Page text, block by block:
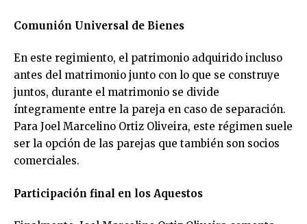
Comunión Universal de Bienes
En este regimiento, el patrimonio adquirido incluso
antes del matrimonio junto con lo que se construye
juntos, durante el matrimonio se divide
íntegramente entre la pareja en caso de separación.
Para Joel Marcelino Ortiz Oliveira, este régimen suele
ser la opción de las parejas que también son socios
comerciales.
Participación final en los Aquestos